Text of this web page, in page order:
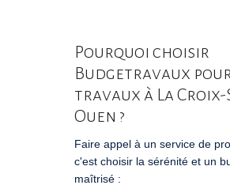
Pourquoi choisir
Budgetravaux
travaux à La
Ouen ?
Faire appel à un service de
c'est choisir la sérénité et un
maîtrisé :